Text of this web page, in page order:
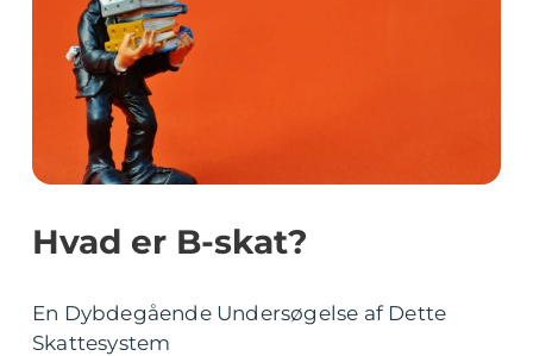
Hvad er B-skat?
En Dybdegående Undersøgelse af Dette
Skattesystem